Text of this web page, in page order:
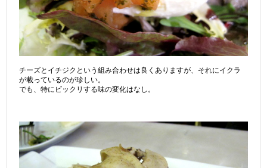
チーズとイチジクという組み合わせは良くありますが、それにイクラ
が載っているのが珍しい。
でも、特にビックリする味の変化はなし。